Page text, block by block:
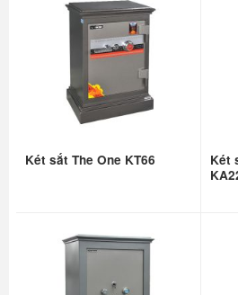
Két sắt The One KT66
Két